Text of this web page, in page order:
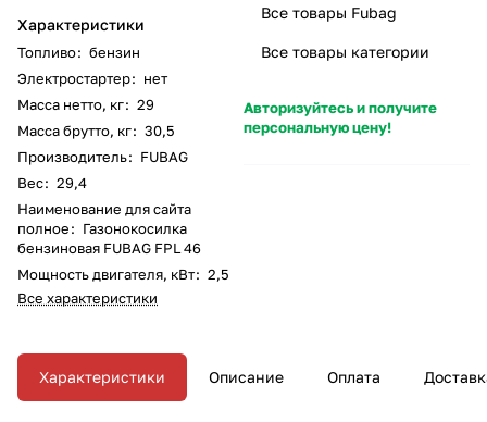
Характеристики
Топливо: бензин
Электростартер: нет
Масса нетто, кг: 29
Масса брутто, кг: 30,5
Производитель: FUBAG
Вес: 29,4
Наименование для сайта
полное: Газонокосилка
бензиновая FUBAG FPL 46
Мощность двигателя, кВт: 2,5
Все характеристики
Все товары Fubag
Все товары категории
Авторизуйтесь и получите
персональную цену!
Характеристики Описание Оплата